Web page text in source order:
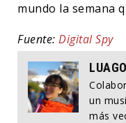
mundo la semana
Fuente: Digital Spy
un
más